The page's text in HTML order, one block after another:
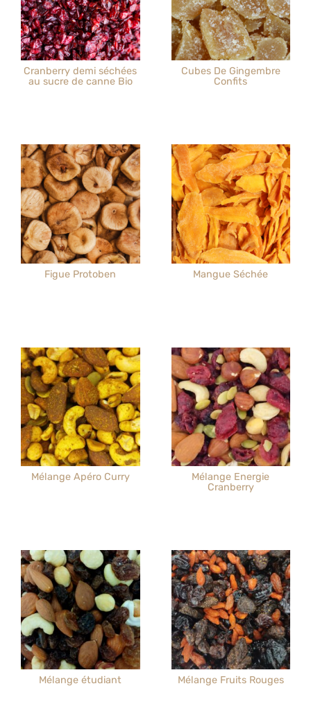
Cranberry demi séchées
au sucre de canne Bio
Cubes De Gingembre
Confits
Figue Protoben Mangue Séchée
Mélange Apéro Curry
Mélange Energie
Cranberry
Mélange étudiant Mélange Fruits Rouges